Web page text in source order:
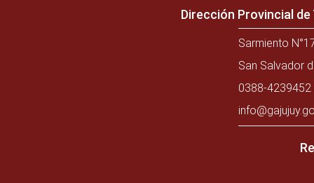
Dirección Provincial
Sarmiento
San Salvador
0388-